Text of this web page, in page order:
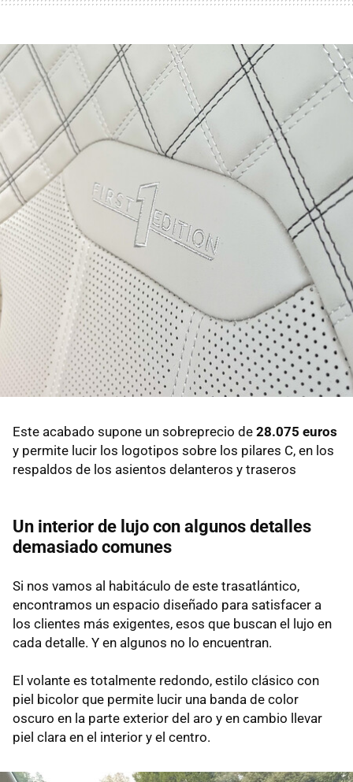
Este acabado supone un sobreprecio de 28.075 euros
y permite lucir los logotipos sobre los pilares C, en los
respaldos de los asientos delanteros y traseros
Un interior de lujo con algunos detalles
demasiado comunes
Si nos vamos al habitáculo de este trasatlántico,
encontramos un espacio diseñado para satisfacer a
los clientes más exigentes, esos que buscan el lujo en
cada detalle. Y en algunos no lo encuentran.
El volante es totalmente redondo, estilo clásico con
piel bicolor que permite lucir una banda de color
oscuro en la parte exterior del aro y en cambio llevar
piel clara en el interior y el centro.